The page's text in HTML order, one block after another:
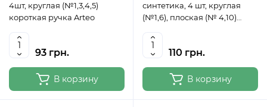
4шт, круглая (№1,3,4,5)
короткая ручка Arteo
93 грн.
В корзину
синтетика, 4 шт, круглая
(№1,6), плоская (№ 4,10)
110 грн.
В корзину